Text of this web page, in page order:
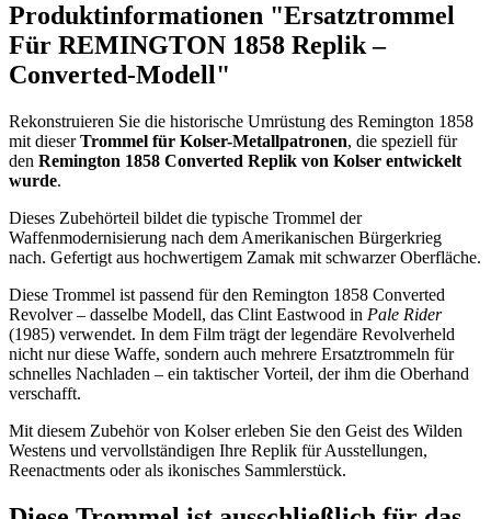
Produktinformationen "Ersatztrommel
Für REMINGTON 1858 Replik –
Converted-Modell"
Rekonstruieren Sie die historische Umrüstung des Remington 1858
mit dieserTrommel für Kolser-Metallpatronen, die speziell für
den Remington 1858 Converted Replik von Kolser entwickelt
wurde.
Dieses Zubehörteil bildet die typische Trommel der
Waffenmodernisierung nach dem Amerikanischen Bürgerkrieg
nach. Gefertigt aus hochwertigem Zamak mit schwarzer Oberfläche.
Diese Trommel ist passend für den Remington 1858 Converted
Revolver – dasselbe Modell, das Clint Eastwood in Pale Rider
(1985) verwendet. In dem Film trägt der legendäre Revolverheld
nicht nur diese Waffe, sondern auch mehrere Ersatztrommeln für
schnelles Nachladen – ein taktischer Vorteil, der ihm die Oberhand
verschafft.
Mit diesem Zubehör von Kolser erleben Sie den Geist des Wilden
Westens und vervollständigen Ihre Replik für Ausstellungen,
Reenactments oder als ikonisches Sammlerstück.